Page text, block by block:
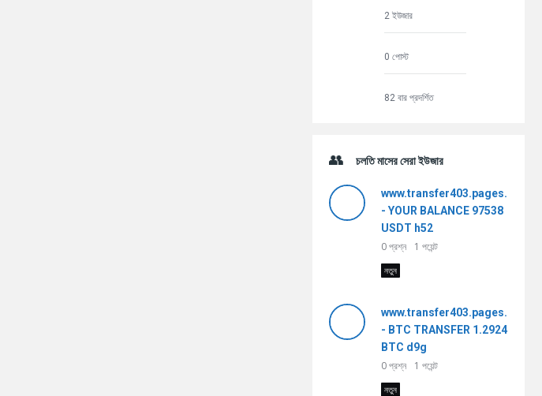
2 ইউজার
0 পোস্ট
82 বার প্রদর্শিত
চলতি মাসের সেরা ইউজার
www.transfer403.pages.dev
- YOUR BALANCE 97538
USDT h52
0প্রশ্ন 1 পয়েন্ট
নতুন
www.transfer403.pages.dev
- BTC TRANSFER 1.2924
BTC d9g
0প্রশ্ন 1 পয়েন্ট
নতুন